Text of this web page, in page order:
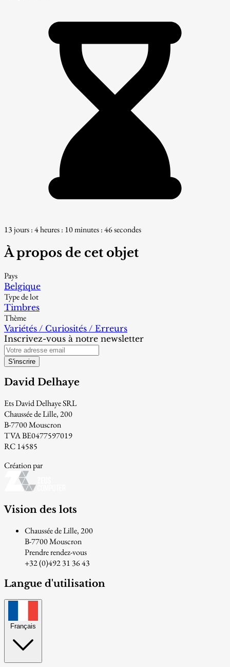
13 jours : 4 heures : 10 minutes : 46 secondes
À propos de cet objet
Pays
Belgique
Type de lot
Timbres
Thème
Variétés / Curiosités / Erreurs
Inscrivez-vous à notre newsletter
S'inscrire
David Delhaye
Ets David Delhaye SRL
Chaussée de Lille, 200
B-7700 Mouscron
TVA BE0477597019
RC 14585
Création par
Vision des lots
Chaussée de Lille, 200
B-7700 Mouscron
Prendre rendez-vous
+32 (0)492 31 36 43
Langue d'utilisation
Français